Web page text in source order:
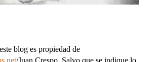
blog es propiedad de
/Juan Crespo. Salvo que se indique lo